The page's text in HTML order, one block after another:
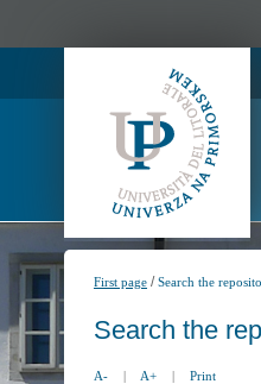
First page /Search the
Search the
A- | A+ | Print